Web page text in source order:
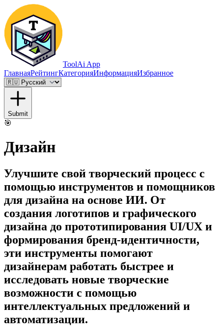
ToolAi App
ГлавнаяРейтингКатегорияИнформацияИзбранное
Submit
🎯
Дизайн
Улучшите свой творческий процесс с
помощью инструментов и помощников
для дизайна на основе ИИ. От
создания логотипов и графического
дизайна до прототипирования UI/UX и
формирования бренд-идентичности,
эти инструменты помогают
дизайнерам работать быстрее и
исследовать новые творческие
возможности с помощью
интеллектуальных предложений и
автоматизации.